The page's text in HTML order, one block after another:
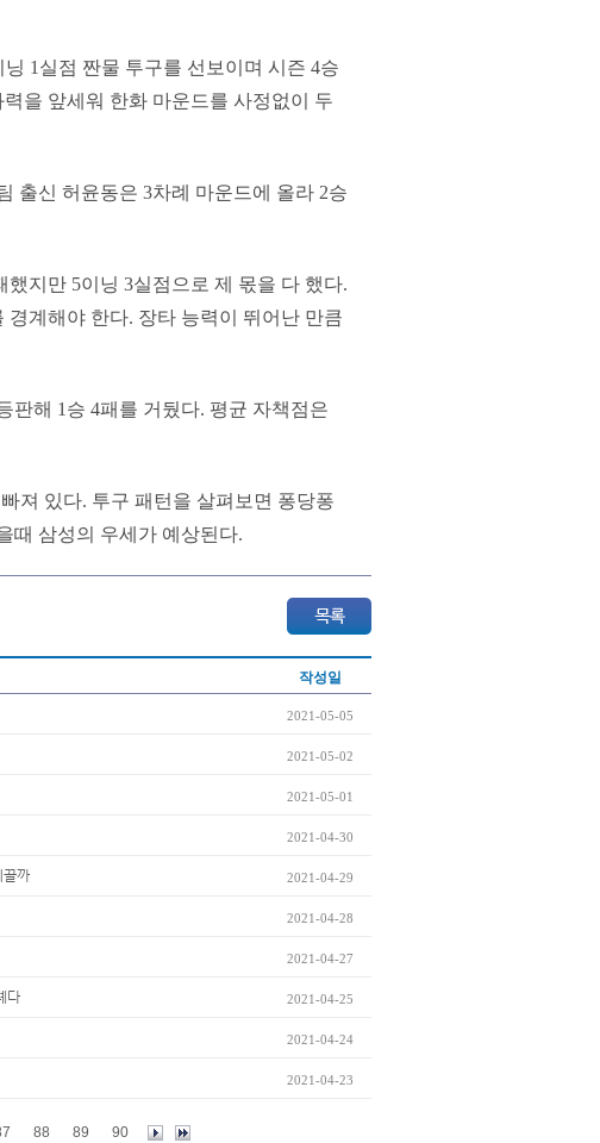
1실점 짠물 투구를 선보이며 시즌 4승
을 앞세워 한화 마운드를 사정없이 두
출신 허윤동은 3차례 마운드에 올라 2승
지만 5이닝 3실점으로 제 몫을 다 했다.
계해야 한다. 장타 능력이 뛰어난 만큼
판해 1승 4패를 거뒀다. 평균 자책점은
져 있다. 투구 패턴을 살펴보면 퐁당퐁
때 삼성의 우세가 예상된다.
작성일
2021-05-05
2021-05-02
2021-05-01
2021-04-30
끌까 2021-04-29
2021-04-28
2021-04-27
다 2021-04-25
2021-04-24
2021-04-23
88 89 90